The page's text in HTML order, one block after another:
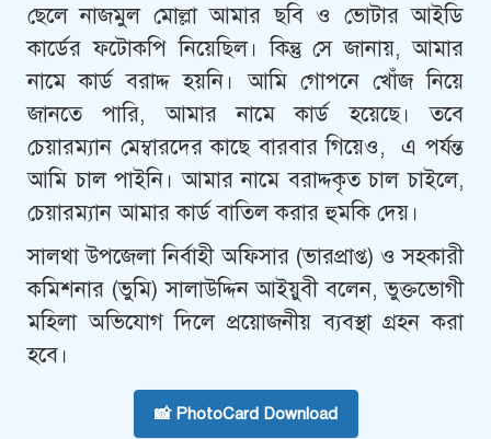
ছেলে নাজমুল মোল্লা আমার ছবি ও ভোটার আইডি
কার্ডের ফটোকপি নিয়েছিল। কিন্তু সে জানায়, আমার
নামে কার্ড বরাদ্দ হয়নি। আমি গোপনে খোঁজ নিয়ে
জানতে পারি, আমার নামে কার্ড হয়েছে। তবে
চেয়ারম্যান মেম্বারদের কাছে বারবার গিয়েও, এ পর্যন্ত
আমি চাল পাইনি। আমার নামে বরাদ্দকৃত চাল চাইলে,
চেয়ারম্যান আমার কার্ড বাতিল করার হুমকি দেয়।
সালথা উপজেলা নির্বাহী অফিসার (ভারপ্রাপ্ত) ও সহকারী
কমিশনার (ভুমি) সালাউদ্দিন আইয়ুবী বলেন, ভুক্তভোগী
মহিলা অভিযোগ দিলে প্রয়োজনীয় ব্যবস্থা গ্রহন করা
হবে।
📸 PhotoCard Download